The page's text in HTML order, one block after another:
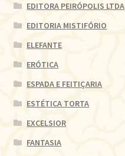
EDITORA PEIRÓPOLIS LTDA
EDITORIA MISTIFÓRIO
ELEFANTE
ERÓTICA
ESPADA E FEITIÇARIA
ESTÉTICA TORTA
EXCELSIOR
FANTASIA